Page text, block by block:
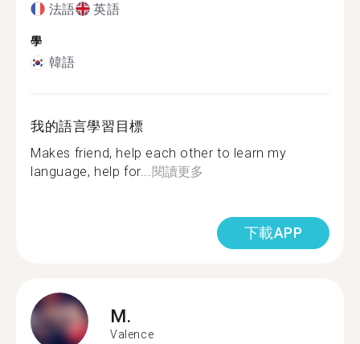
法語 英語
學
韓語
我的語言學習目標
Makes friend, help each other to learn my
language, help for...閱讀更多
下載APP
M.
Valence